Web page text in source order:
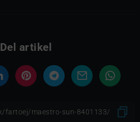
Del artikel